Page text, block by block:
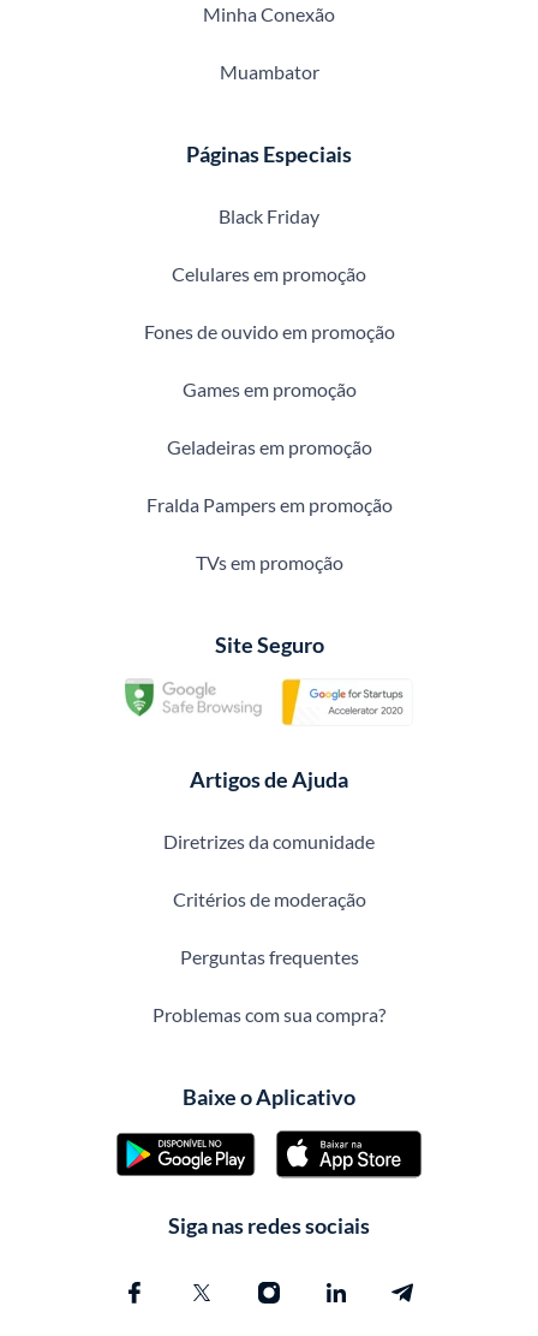
Minha Conexão
Muambator
Páginas Especiais
Black Friday
Celulares em promoção
Fones de ouvido em promoção
Games em promoção
Geladeiras em promoção
Fralda Pampers em promoção
TVs em promoção
Site Seguro
Artigos de Ajuda
Diretrizes da comunidade
Critérios de moderação
Perguntas frequentes
Problemas com sua compra?
Baixe o Aplicativo
Siga nas redes sociais